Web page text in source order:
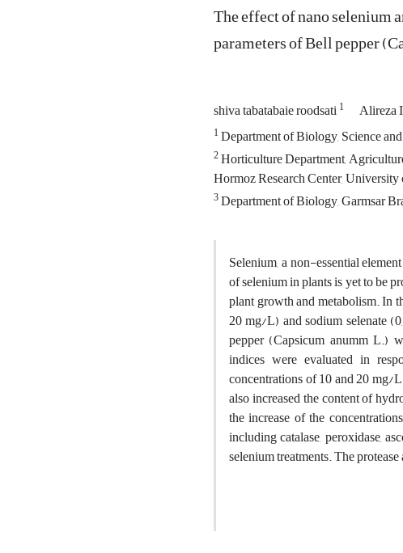
The effect of nano selenium
parameters of Bell pepper
shiva tabatabaie roodsati1 Alireza
1Department of Biology, Science
2Horticulture Department,
Hormoz Research Center,
3Department of Biology, Garmsar
Selenium, a non-essential
of selenium in plants is yet to be
plant growth and metabolism. In
20 mg/L) and sodium selenate
pepper (Capsicum anumm L.)
indices were evaluated in
concentrations of 10 and 20 mg/
also increased the content of
the increase of the
including catalase, peroxidase,
selenium treatments. The